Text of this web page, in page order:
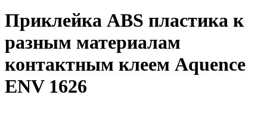
Приклейка ABS пластика к
разным материалам
контактным клеем Aquence
ENV 1626